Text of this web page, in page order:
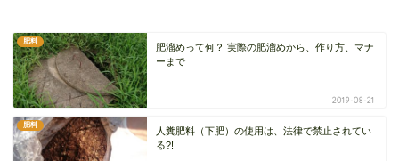
肥料
肥溜めって何？ 実際の肥溜めから、作り方、マナ
ーまで
2019-08-21
肥料
人糞肥料（下肥）の使用は、法律で禁止されてい
る?!